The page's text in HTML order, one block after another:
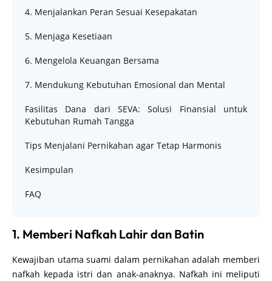
4. Menjalankan Peran Sesuai Kesepakatan
5. Menjaga Kesetiaan
6. Mengelola Keuangan Bersama
7. Mendukung Kebutuhan Emosional dan Mental
Fasilitas Dana dari SEVA: Solusi Finansial untuk
Kebutuhan Rumah Tangga
Tips Menjalani Pernikahan agar Tetap Harmonis
Kesimpulan
FAQ
1. Memberi Nafkah Lahir dan Batin
Kewajiban utama suami dalam pernikahan adalah memberi
nafkah kepada istri dan anak-anaknya. Nafkah ini meliputi